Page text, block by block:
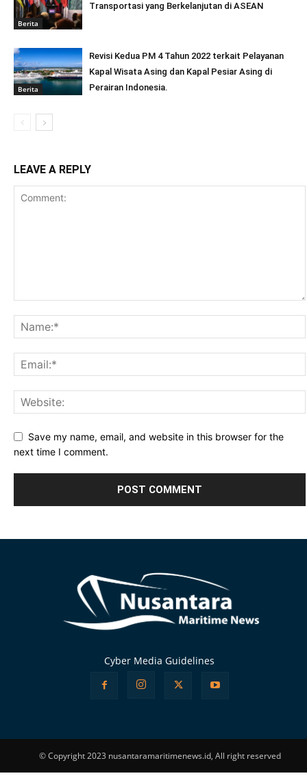
Berita
Transportasi yang Berkelanjutan di ASEAN
Berita
Revisi Kedua PM 4 Tahun 2022 terkait Pelayanan
Kapal Wisata Asing dan Kapal Pesiar Asing di
Perairan Indonesia.
LEAVE A REPLY
Save my name, email, and website in this browser for the
next time I comment.
Cyber Media Guidelines
© Copyright 2023 nusantaramaritimenews.id, All right reserved